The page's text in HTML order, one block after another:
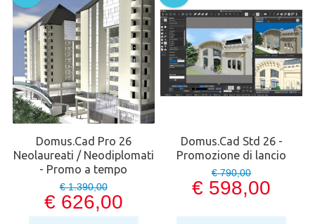
Domus.Cad Pro 26
Neolaureati / Neodiplomati
- Promo a tempo
€ 1.390,00
€ 626,00
Domus.Cad Std 26 -
Promozione di lancio
€ 790,00
€ 598,00